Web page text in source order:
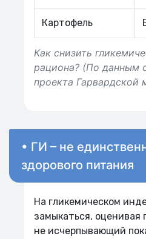
Как снизить
рациона? (По данным
проекта
Картофель
• ГИ – не
здорового питания
На гликемическом
замыкаться, оценивая
не исчерпывающий